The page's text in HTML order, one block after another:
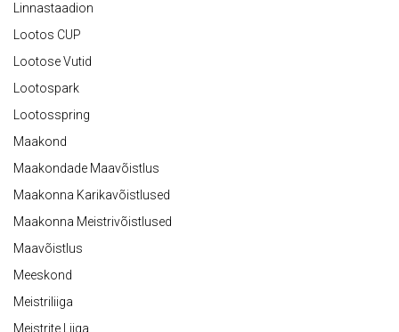
Linnastaadion
Lootos CUP
Lootose Vutid
Lootospark
Lootosspring
Maakond
Maakondade Maavõistlus
Maakonna Karikavõistlused
Maakonna Meistrivõistlused
Maavõistlus
Meeskond
Meistriliiga
Meistrite Liiga